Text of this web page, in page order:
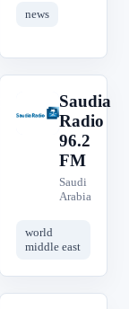
news
S
Saudia
Radio
96.2
FM
Saudi
Arabia
world
middle east